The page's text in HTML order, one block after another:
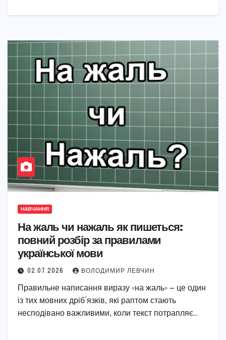
НАВЧАННЯ
На жаль чи нажаль як пишеться:
повний розбір за правилами
української мови
02.07.2026 ВОЛОДИМИР ЛЕВЧИН
Правильне написання виразу «на жаль» — це один
із тих мовних дріб’язків, які раптом стають
несподівано важливими, коли текст потрапляє…